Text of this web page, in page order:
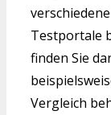
Testportale
finden Sie
Vergleich